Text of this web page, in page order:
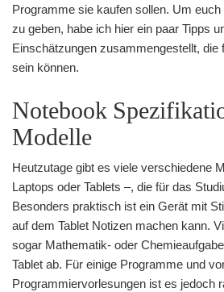
Programme sie kaufen sollen. Um
zu geben, habe ich hier ein paar Tipps
Einschätzungen zusammengestellt, die
sein können.
Notebook
Modelle
Heutzutage gibt es viele verschiedene
Laptops oder Tablets –, die für das
Besonders praktisch ist ein Gerät mit
auf dem Tablet Notizen machen kann.
sogar Mathematik- oder
Tablet ab. Für einige Programme und
Programmier­vorlesungen ist es jedoch